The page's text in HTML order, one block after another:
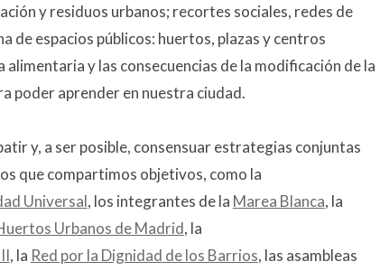
y residuos urbanos; recortes sociales, redes de
de espacios públicos: huertos, plazas y centros
y las consecuencias de la modificación de la
poder aprender en nuestra ciudad.
y, a ser posible, consensuar estrategias conjuntas
que compartimos objetivos, como la
Universal, los integrantes de la Marea Blanca, la
Urbanos de Madrid, la
, la Red por la Dignidad de los Barrios, las asambleas